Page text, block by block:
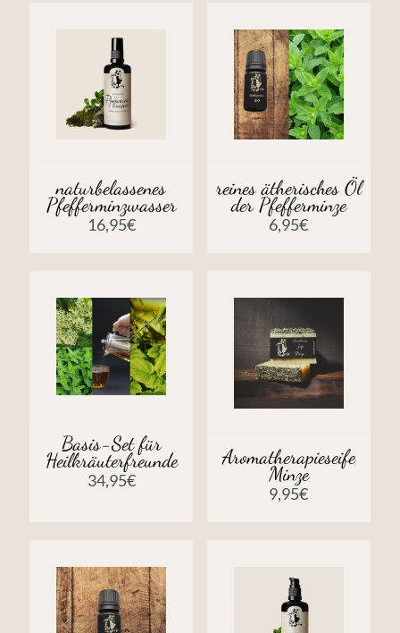
naturbelassenes
Pfefferminzwasser
16,95€
reines ätherisches Öl
der Pfefferminze
6,95€
Basis-Set für
Heilkräuterfreunde
34,95€
Aromatherapieseife
Minze
9,95€